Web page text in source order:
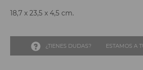
18,7 x 23,5 x 4,5 cm.
¿TIENES DUDAS? ESTAMOS A